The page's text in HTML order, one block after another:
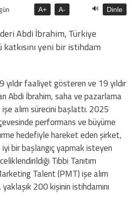
A+ A- 🔊 Dinle
Abdi İbrahim, Türkiye
yeni bir istihdam
faaliyet gösteren ve 19 yıldır
Abdi İbrahim, saha ve pazarlama
alım sürecini başlattı. 2025
performans ve büyüme
hedefiyle hareket eden şirket,
bir başlangıç yapmak isteyen
Tıbbi Tanıtım
Talent (PMT) işe alım
200 kişinin istihdamını